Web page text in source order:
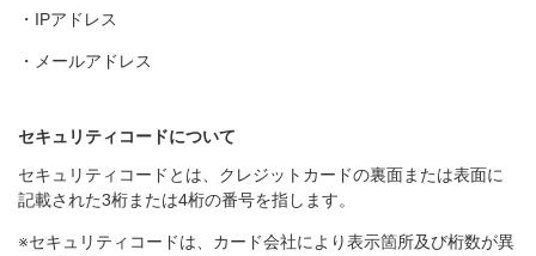
・IPアドレス
・メールアドレス
セキュリティコードについて
セキュリティコードとは、クレジットカードの裏面または表面に
記載された3桁または4桁の番号を指します。
※セキュリティコードは、カード会社により表示箇所及び桁数が異